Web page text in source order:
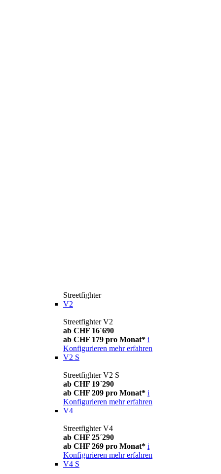
Streetfighter
V2
Streetfighter V2
ab CHF 16´690
ab CHF 179 pro Monat* i
Konfigurieren mehr erfahren
V2 S
Streetfighter V2 S
ab CHF 19´290
ab CHF 209 pro Monat* i
Konfigurieren mehr erfahren
V4
Streetfighter V4
ab CHF 25´290
ab CHF 269 pro Monat* i
Konfigurieren mehr erfahren
V4 S